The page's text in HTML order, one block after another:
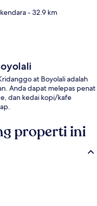
- 32.9 km
at Boyolali adalah
Anda dapat melepas penat
dan kedai kopi/kafe
properti ini